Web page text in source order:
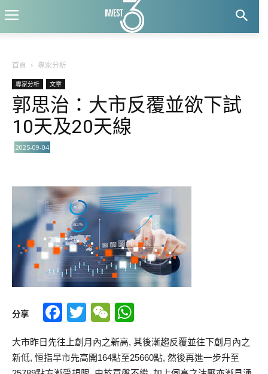
首頁 專家分析
專家分析 文章
郭思治：大市反覆並欲下試
10天及20天線
2025-09-04
分享 Facebook
TwitterWeChat
大市昨日先往上創月內之新高, 其後漸趨反覆並往下創月內之
新低, 恒指早市先高開164點至25660點, 然後再進一步升至